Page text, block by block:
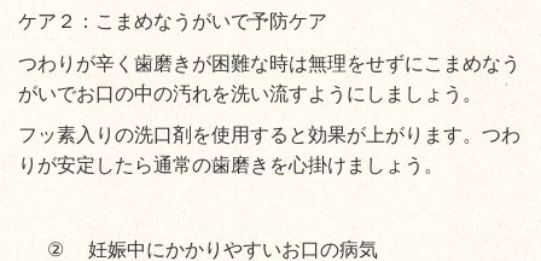
ケア２：こまめなうがいで予防ケア
つわりが辛く歯磨きが困難な時は無理をせずにこまめなう
がいでお口の中の汚れを洗い流すようにしましょう。
フッ素入りの洗口剤を使用すると効果が上がります。つわ
りが安定したら通常の歯磨きを心掛けましょう。
② 妊娠中にかかりやすいお口の病気